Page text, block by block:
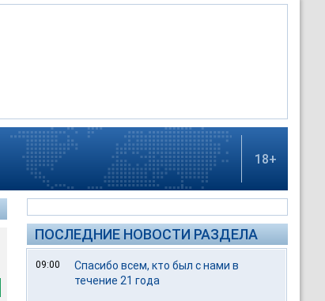
18+
ПОСЛЕДНИЕ НОВОСТИ РАЗДЕЛА
09:00
Спасибо всем, кто был с нами в
течение 21 года